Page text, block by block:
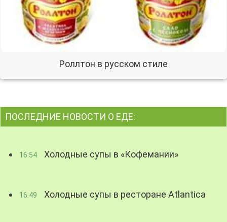
Роллтон в русском стиле
ПОСЛЕДНИЕ НОВОСТИ О ЕДЕ:
16:54 Холодные супы в «Кофемании»
16:49 Холодные супы в ресторане Atlantica